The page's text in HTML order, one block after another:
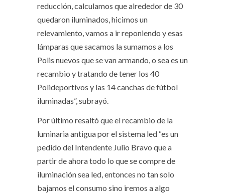
reducción, calculamos que alrededor de 30
quedaron iluminados, hicimos un
relevamiento, vamos a ir reponiendo y esas
lámparas que sacamos la sumamos a los
Polis nuevos que se van armando, o sea es un
recambio y tratando de tener los 40
Polideportivos y las 14 canchas de fútbol
iluminadas”, subrayó.
Por último resaltó que el recambio de la
luminaria antigua por el sistema led “es un
pedido del Intendente Julio Bravo que a
partir de ahora todo lo que se compre de
iluminación sea led, entonces no tan solo
bajamos el consumo sino iremos a algo